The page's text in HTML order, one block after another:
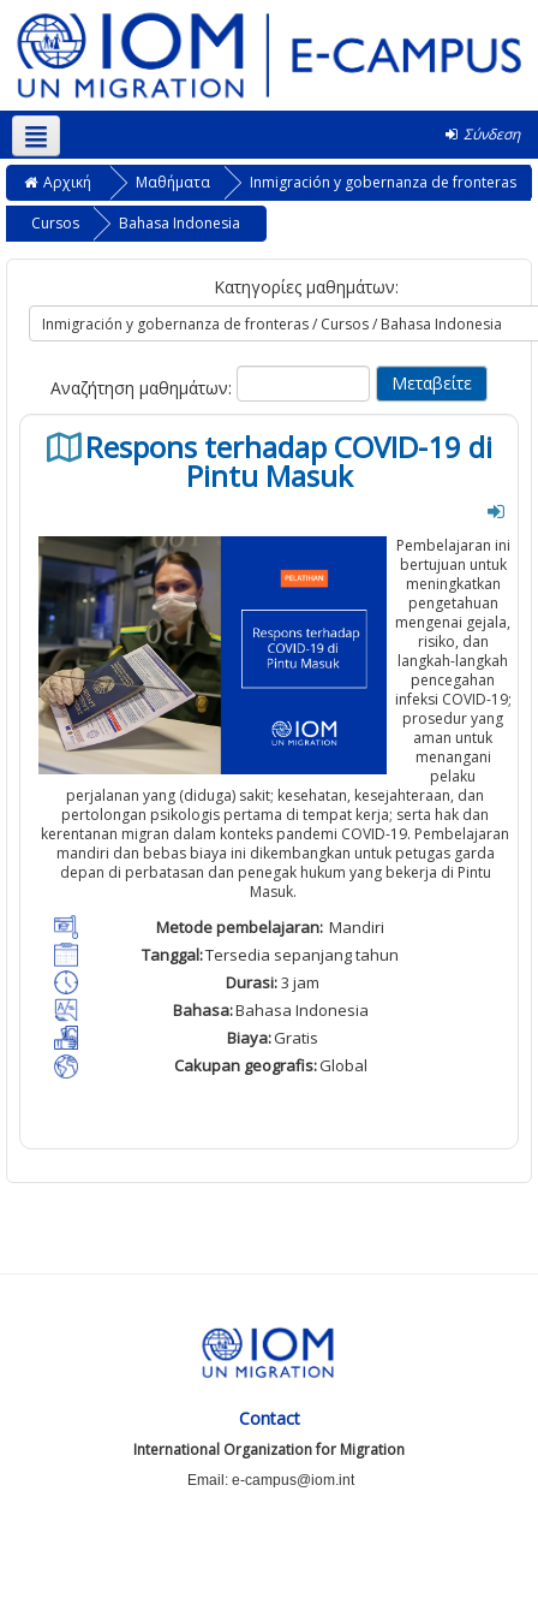
Σύνδεση
Ελληνικά ‎(el)‎
Αρχική Μαθήματα
Inmigración y gobernanza de fronteras
Cursos
Bahasa Indonesia
Κατηγορίες μαθημάτων:
Αναζήτηση μαθημάτων:
Respons terhadap COVID-19 di
Pintu Masuk
Pembelajaran ini
bertujuan untuk
meningkatkan
pengetahuan
mengenai gejala,
risiko, dan
langkah-langkah
pencegahan
infeksi COVID-19;
prosedur yang
aman untuk
menangani
pelaku
perjalanan yang (diduga) sakit; kesehatan, kesejahteraan, dan
pertolongan psikologis pertama di tempat kerja; serta hak dan
kerentanan migran dalam konteks pandemi COVID-19. Pembelajaran
mandiri dan bebas biaya ini dikembangkan untuk petugas garda
depan di perbatasan dan penegak hukum yang bekerja di Pintu
Masuk.
Metodepembelajaran: Mandiri
Tanggal:Tersedia sepanjangtahun
Durasi:3 jam
Bahasa:Bahasa Indonesia
Biaya:Gratis
Cakupan geografis:Global
Contact
International Organization for Migration
Email: e-campus@iom.int